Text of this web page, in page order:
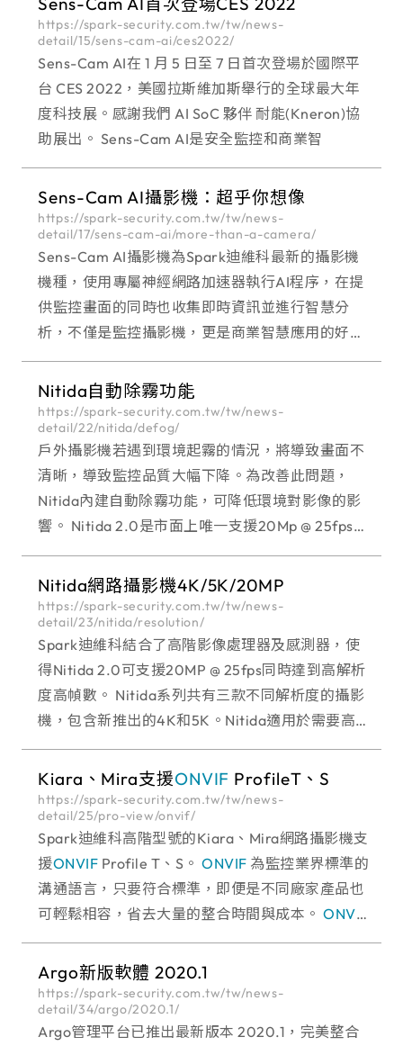
https://spark-security.com.tw/tw/news-
detail/15/sens-cam-ai/ces2022/
Sens-Cam AI在 1 月 5 日至 7 日首次登場於國際平
台 CES 2022，美國拉斯維加斯舉行的全球最大年
度科技展。感謝我們 AI SoC 夥伴 耐能(Kneron)協
助展出。 Sens-Cam AI是安全監控和商業智
Sens-Cam AI攝影機：超乎你想像
https://spark-security.com.tw/tw/news-
detail/17/sens-cam-ai/more-than-a-camera/
Sens-Cam AI攝影機為Spark迪維科最新的攝影機
機種，使用專屬神經網路加速器執行AI程序，在提
供監控畫面的同時也收集即時資訊並進行智慧分
析，不僅是監控攝影機，更是商業智慧應用的好幫
手，適用於安全監控、智慧城市和商業應用。
Sens-Cam AI攝影機具備人形與車輛類型分
Nitida自動除霧功能
https://spark-security.com.tw/tw/news-
detail/22/nitida/defog/
戶外攝影機若遇到環境起霧的情況，將導致畫面不
清晰，導致監控品質大幅下降。為改善此問題，
Nitida內建自動除霧功能，可降低環境對影像的影
響。 Nitida 2.0是市面上唯一支援20Mp @ 25fps高
畫素且高幀率攝影機。Nitida系列另外也提供4K
和 5K解析度以及具有智能分
Nitida網路攝影機4K/5K/20MP
https://spark-security.com.tw/tw/news-
detail/23/nitida/resolution/
Spark迪維科結合了高階影像處理器及感測器，使
得Nitida 2.0可支援20MP @ 25fps同時達到高解析
度高幀數。 Nitida系列共有三款不同解析度的攝影
機，包含新推出的4K和5K。Nitida適用於需要高
影像
Kiara、Mira支援ONVIF ProfileT、S
https://spark-security.com.tw/tw/news-
detail/25/pro-view/onvif/
Spark迪維科高階型號的Kiara、Mira網路攝影機支
援ONVIF Profile T、S。 ONVIF 為監控業界標準的
溝通語言，只要符合標準，即便是不同廠家產品也
可輕鬆相容，省去大量的整合時間與成本。 ONVIF
P
Argo新版軟體 2020.1
https://spark-security.com.tw/tw/news-
detail/34/argo/2020.1/
Argo管理平台已推出最新版本 2020.1，完美整合